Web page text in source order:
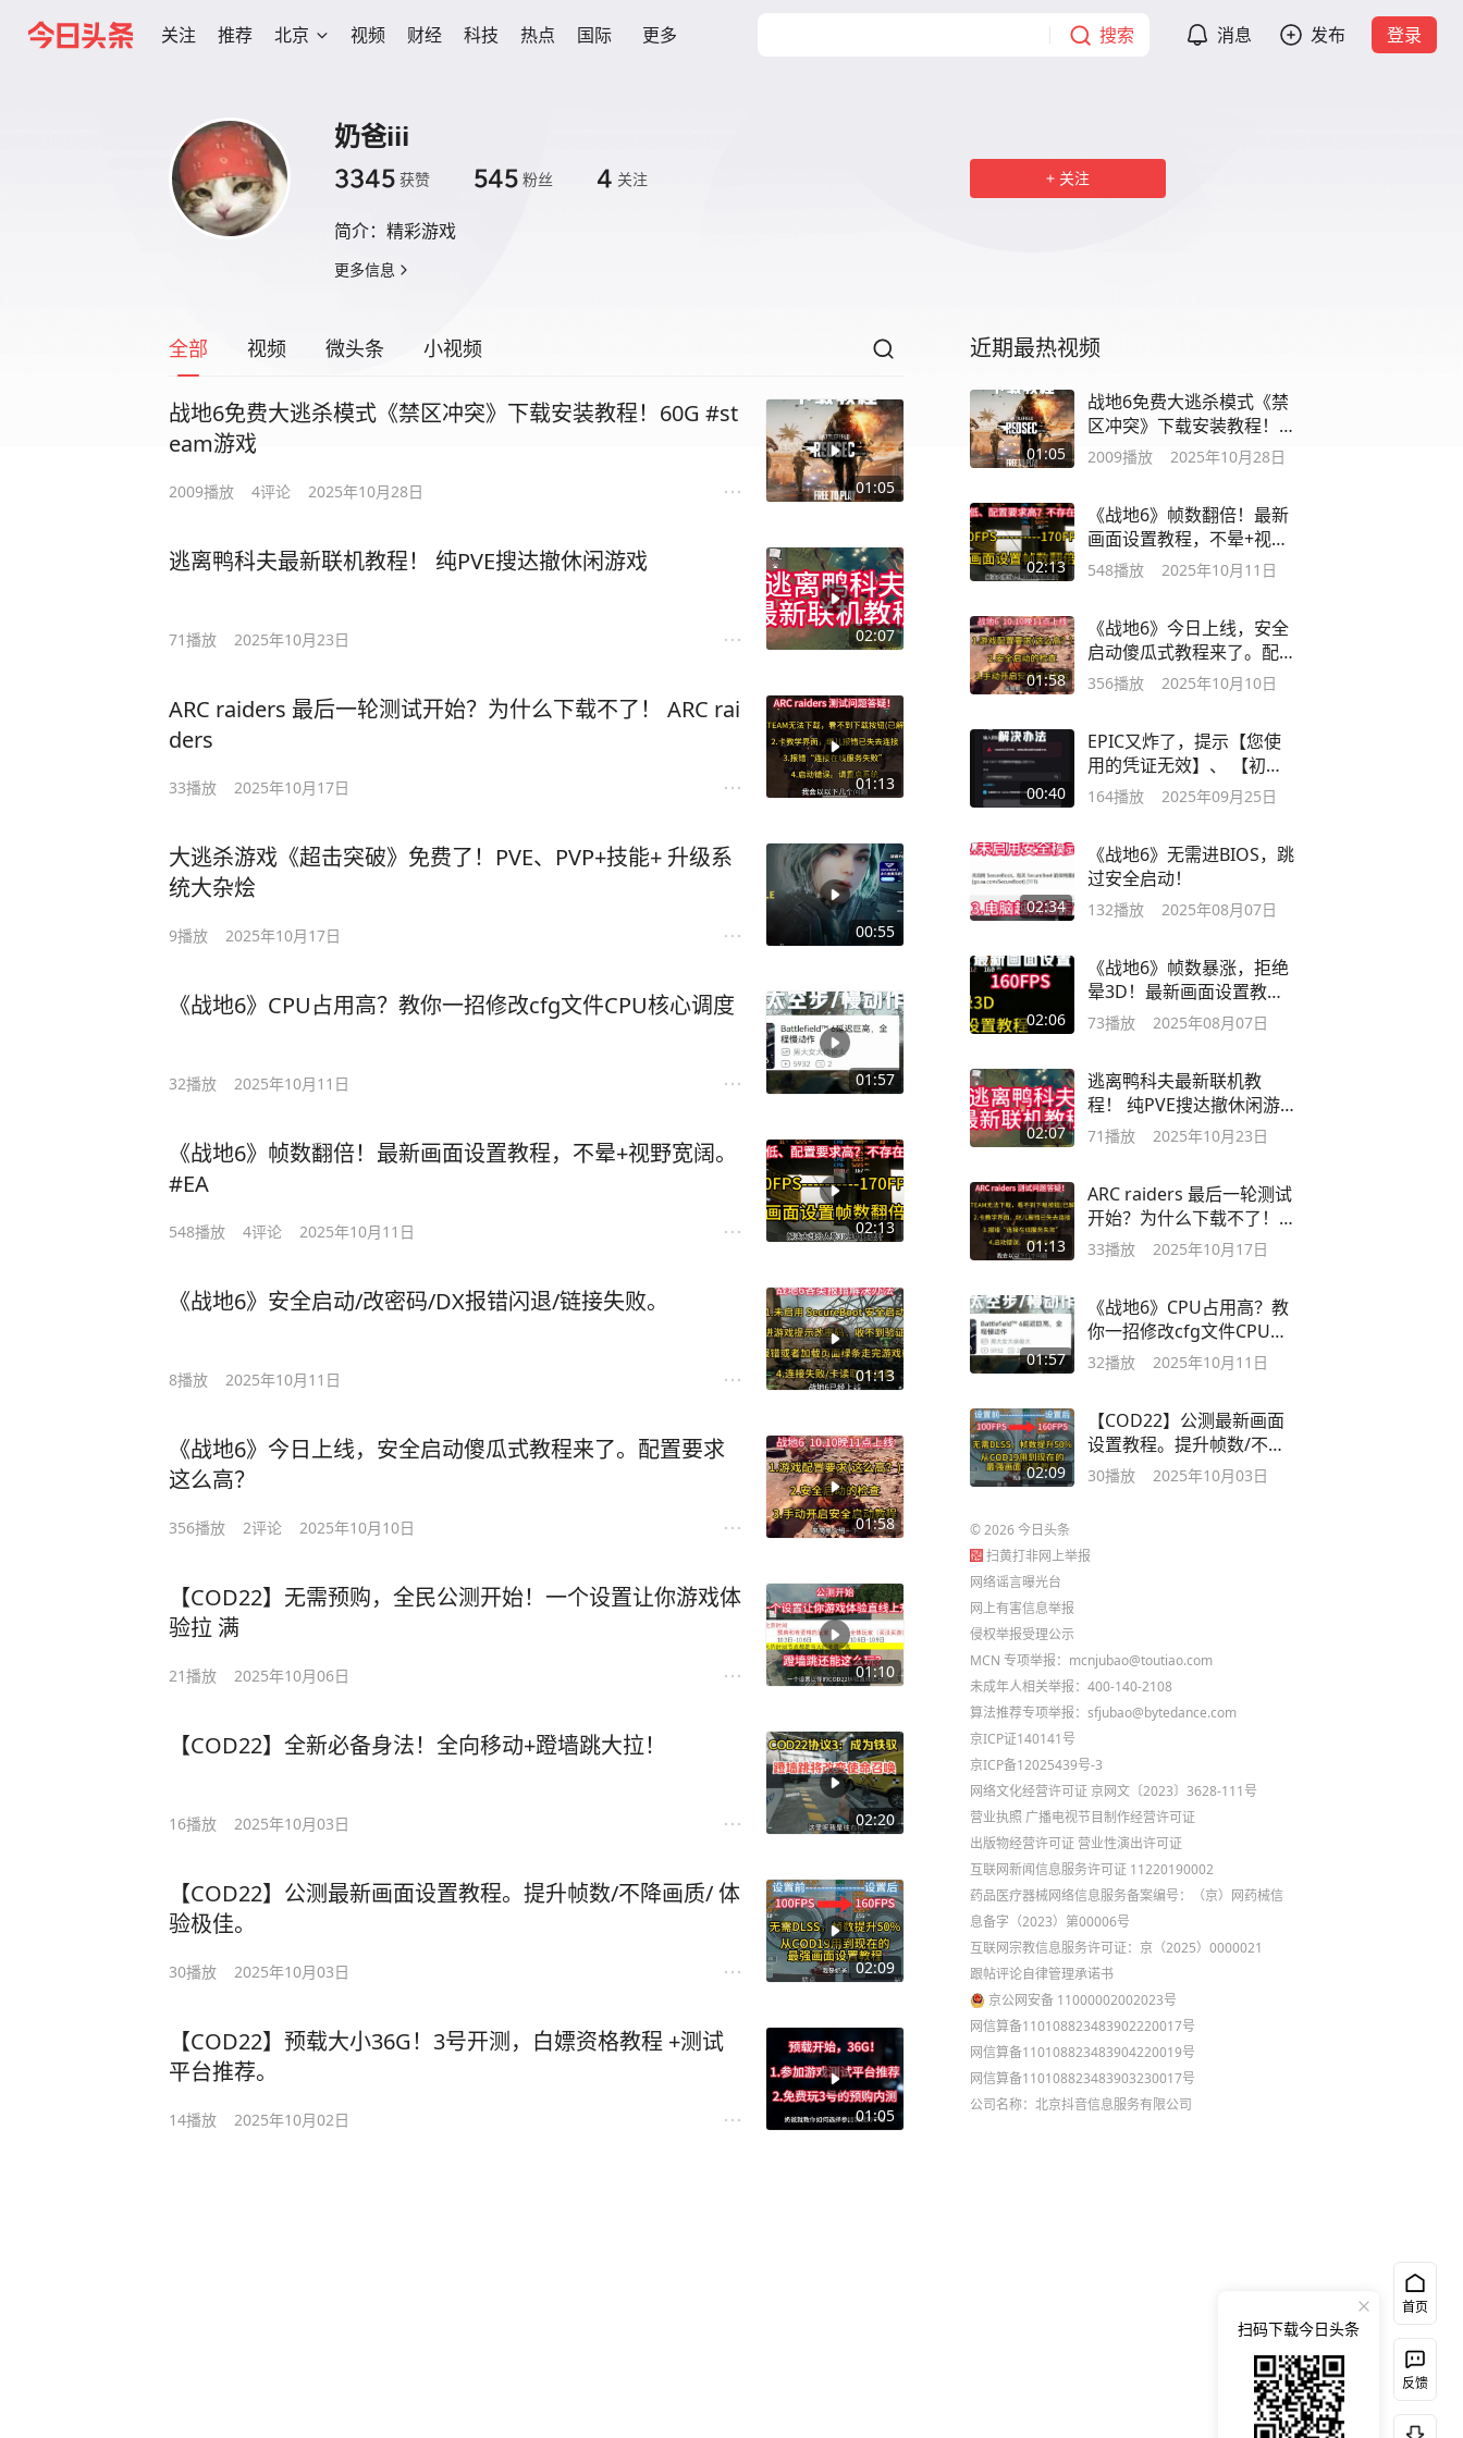
关注 推荐 北京 视频 财经 科技 热点 国际 更多 搜索 消息 发布 登录
奶爸iii
3345 获赞 545 粉丝 4 关注
简介： 精彩游戏
更多信息
关注
全部 视频 微头条 小视频
01:05
战地6免费大逃杀模式《禁区冲突》下载安装教程！60G #st
eam游戏
2009播放 4评论 2025年10月28日
02:07
逃离鸭科夫最新联机教程！ 纯PVE搜达撤休闲游戏
71播放 2025年10月23日
01:13
ARC raiders 最后一轮测试开始？为什么下载不了！ ARC rai
ders
33播放 2025年10月17日
00:55
大逃杀游戏《超击突破》免费了！PVE、PVP+技能+ 升级系
统大杂烩
9播放 2025年10月17日
01:57
《战地6》CPU占用高？教你一招修改cfg文件CPU核心调度
32播放 2025年10月11日
02:13
《战地6》帧数翻倍！最新画面设置教程，不晕+视野宽阔。
#EA
548播放 4评论 2025年10月11日
01:13
《战地6》安全启动/改密码/DX报错闪退/链接失败。
8播放 2025年10月11日
01:58
《战地6》今日上线，安全启动傻瓜式教程来了。配置要求
这么高？
356播放 2评论 2025年10月10日
01:10
【COD22】无需预购，全民公测开始！一个设置让你游戏体
验拉 满
21播放 2025年10月06日
02:20
【COD22】全新必备身法！全向移动+蹬墙跳大拉！
16播放 2025年10月03日
02:09
【COD22】公测最新画面设置教程。提升帧数/不降画质/ 体
验极佳。
30播放 2025年10月03日
01:05
【COD22】预载大小36G！3号开测，白嫖资格教程 +测试
平台推荐。
14播放 2025年10月02日
近期最热视频
01:05
战地6免费大逃杀模式《禁
区冲突》下载安装教程！
60G #steam游戏
2009播放 2025年10月28日
02:13
《战地6》帧数翻倍！最新
画面设置教程，不晕+视野
宽阔。 #EA
548播放 2025年10月11日
01:58
《战地6》今日上线，安全
启动傻瓜式教程来了。配
置要求这么高？
356播放 2025年10月10日
00:40
EPIC又炸了，提示【您使
用的凭证无效】、 【初始
化验证码失败】
164播放 2025年09月25日
02:34
《战地6》无需进BIOS，跳
过安全启动！
132播放 2025年08月07日
02:06
《战地6》帧数暴涨，拒绝
晕3D！最新画面设置教
程。
73播放 2025年08月07日
02:07
逃离鸭科夫最新联机教
程！ 纯PVE搜达撤休闲游
戏
71播放 2025年10月23日
01:13
ARC raiders 最后一轮测试
开始？为什么下载不了！
ARC raiders
33播放 2025年10月17日
01:57
《战地6》CPU占用高？教
你一招修改cfg文件CPU核
心调度
32播放 2025年10月11日
02:09
【COD22】公测最新画面
设置教程。提升帧数/不降
画质/ 体验极佳。
30播放 2025年10月03日
©2026今日头条
扫黄打非网上举报
网络谣言曝光台
网上有害信息举报
侵权举报受理公示
MCN 专项举报：mcnjubao@toutiao.com
未成年人相关举报：400-140-2108
算法推荐专项举报：sfjubao@bytedance.com
京ICP证140141号
京ICP备12025439号-3
网络文化经营许可证 京网文〔2023〕3628-111号
营业执照 广播电视节目制作经营许可证
出版物经营许可证 营业性演出许可证
互联网新闻信息服务许可证 11220190002
药品医疗器械网络信息服务备案编号：（京）网药械信
息备字（2023）第00006号
互联网宗教信息服务许可证：京（2025）0000021
跟帖评论自律管理承诺书
京公网安备 11000002002023号
网信算备110108823483902220017号
网信算备110108823483904220019号
网信算备110108823483903230017号
公司名称：北京抖音信息服务有限公司
首页
反馈
扫码下载今日头条